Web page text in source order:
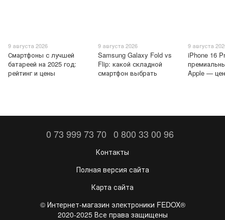
9 августа 2026
Смартфоны с лучшей
батареей на 2025 год:
рейтинг и цены
9 августа 2026
Samsung Galaxy Fold vs
Flip: какой складной
смартфон выбрать
9 августа
iPhone 16
Apple —
0 73 999 73 70 0 800 33 00 96
Контакты
Полная версия сайта
Карта сайта
©️ Интернет-магазин электроники FEDOX®
2020-2025 Все права защищены